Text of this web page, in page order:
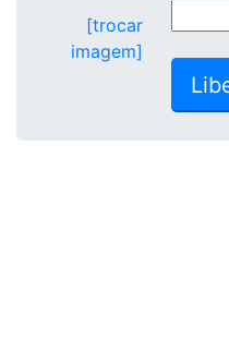
[trocar
imagem]